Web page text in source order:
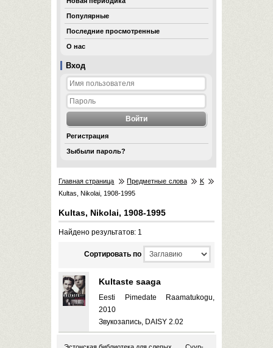
Вход
Регистрация
Зыбыли пароль?
Популярные
Последние просмотренные
О нас
Главная страница Предметные слова
K
Kultas, Nikolai, 1908-1995
Kultas, Nikolai, 1908-1995
Найдено результатов: 1
Cортировать по
Kultaste saaga
Eesti Pimedate Raamatukogu,
2010
Звукозапись, DAISY 2.02